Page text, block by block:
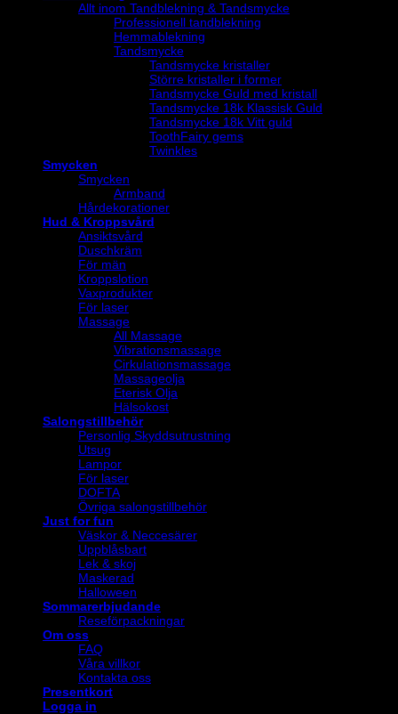
Allt inom Tandblekning & Tandsmycke
Professionell tandblekning
Hemmablekning
Tandsmycke
Tandsmycke kristaller
Större kristaller i former
Tandsmycke Guld med kristall
Tandsmycke 18k Klassisk Guld
Tandsmycke 18k Vitt guld
ToothFairy gems
Twinkles
Smycken
Smycken
Armband
Hårdekorationer
Hud & Kroppsvård
Ansiktsvård
Duschkräm
För män
Kroppslotion
Vaxprodukter
För laser
Massage
All Massage
Vibrationsmassage
Cirkulationsmassage
Massageolja
Eterisk Olja
Hälsokost
Salongstillbehör
Personlig Skyddsutrustning
Utsug
Lampor
För laser
DOFTA
Övriga salongstillbehör
Just for fun
Väskor & Neccesärer
Uppblåsbart
Lek & skoj
Maskerad
Halloween
Sommarerbjudande
Reseförpackningar
Om oss
FAQ
Våra villkor
Kontakta oss
Presentkort
Logga in